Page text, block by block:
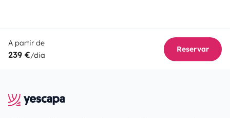
A partir de
239 €/dia
Reservar